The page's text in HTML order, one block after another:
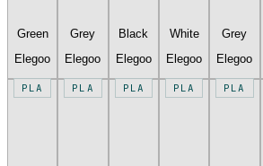
Green
Elegoo
Grey
Elegoo
Black
Elegoo
White
Elegoo
Grey
Elegoo
PLA PLA PLA PLA PLA